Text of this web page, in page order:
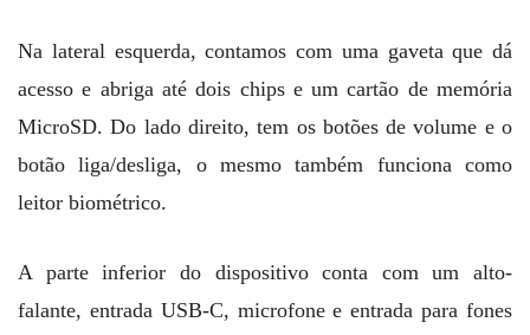
Na lateral esquerda, contamos com uma gaveta que dá
acesso e abriga até dois chips e um cartão de memória
MicroSD. Do lado direito, tem os botões de volume e o
botão liga/desliga, o mesmo também funciona como
leitor biométrico.
A parte inferior do dispositivo conta com um alto-
falante, entrada USB-C, microfone e entrada para fones